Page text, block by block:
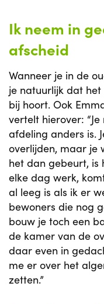
Ik neem in
afscheid
Wanneer je in de
je natuurlijk dat
bij hoort. Ook
vertelt hierover:
afdeling anders is.
overlijden, maar je
het dan gebeurt, is
elke dag werk,
al leeg is als ik er
bewoners die nog
bouw je toch een
de kamer van de
daar even in
me er over het
zetten.”